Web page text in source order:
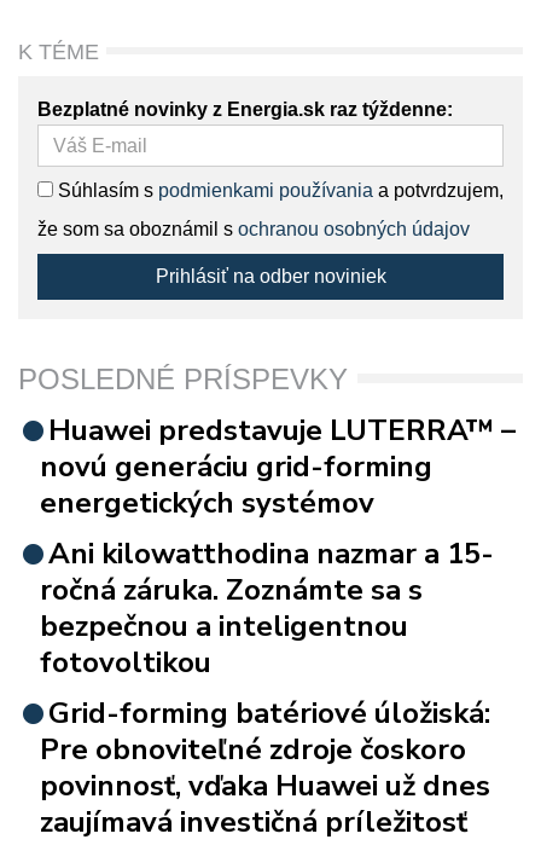
K TÉME
Bezplatné novinky z Energia.sk raz týždenne:
Súhlasím s podmienkami používania a potvrdzujem,
že som sa oboznámil s ochranou osobných údajov
Prihlásiť na odber noviniek
POSLEDNÉ PRÍSPEVKY
Huawei predstavuje LUTERRA™ –
novú generáciu grid-forming
energetických systémov
Ani kilowatthodina nazmar a 15-
ročná záruka. Zoznámte sa s
bezpečnou a inteligentnou
fotovoltikou
Grid-forming batériové úložiská:
Pre obnoviteľné zdroje čoskoro
povinnosť, vďaka Huawei už dnes
zaujímavá investičná príležitosť